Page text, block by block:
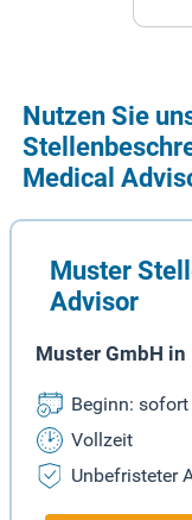
Nutzen Sie
Medical
Muster
Advisor
Muster GmbH in
Beginn: sofort
Vollzeit
Unbefristeter